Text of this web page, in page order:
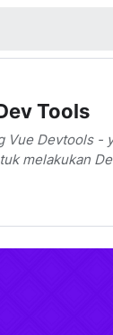
Tools
Vue Devtools -
melakukan